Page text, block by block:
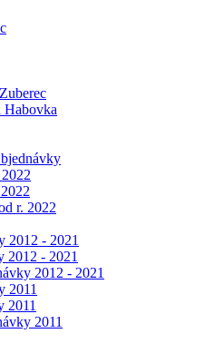
Habovka
r. 2022
2012 - 2021
2012 - 2021
2012 - 2021
2011
2011
2011